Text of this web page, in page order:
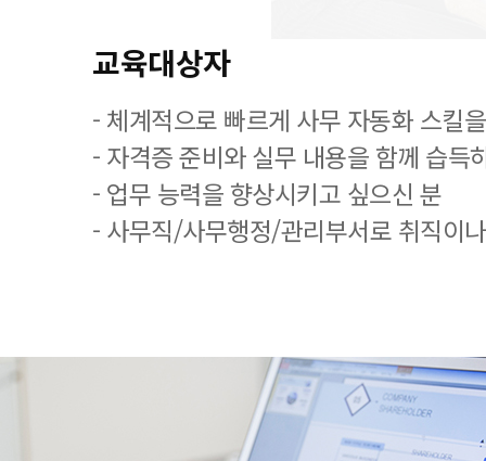
교육대상자
- 체계적으로 빠르게 사무 자동화 스킬
- 자격증 준비와 실무 내용을 함께 습득
- 업무 능력을 향상시키고 싶으신 분
- 사무직/사무행정/관리부서로 취직이